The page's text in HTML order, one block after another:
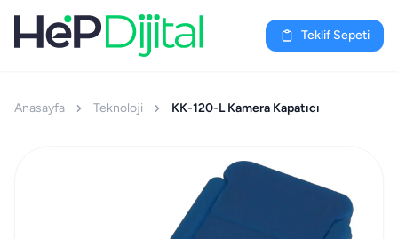
Teklif Sepeti
Anasayfa Teknoloji KK-120-L Kamera Kapatıcı